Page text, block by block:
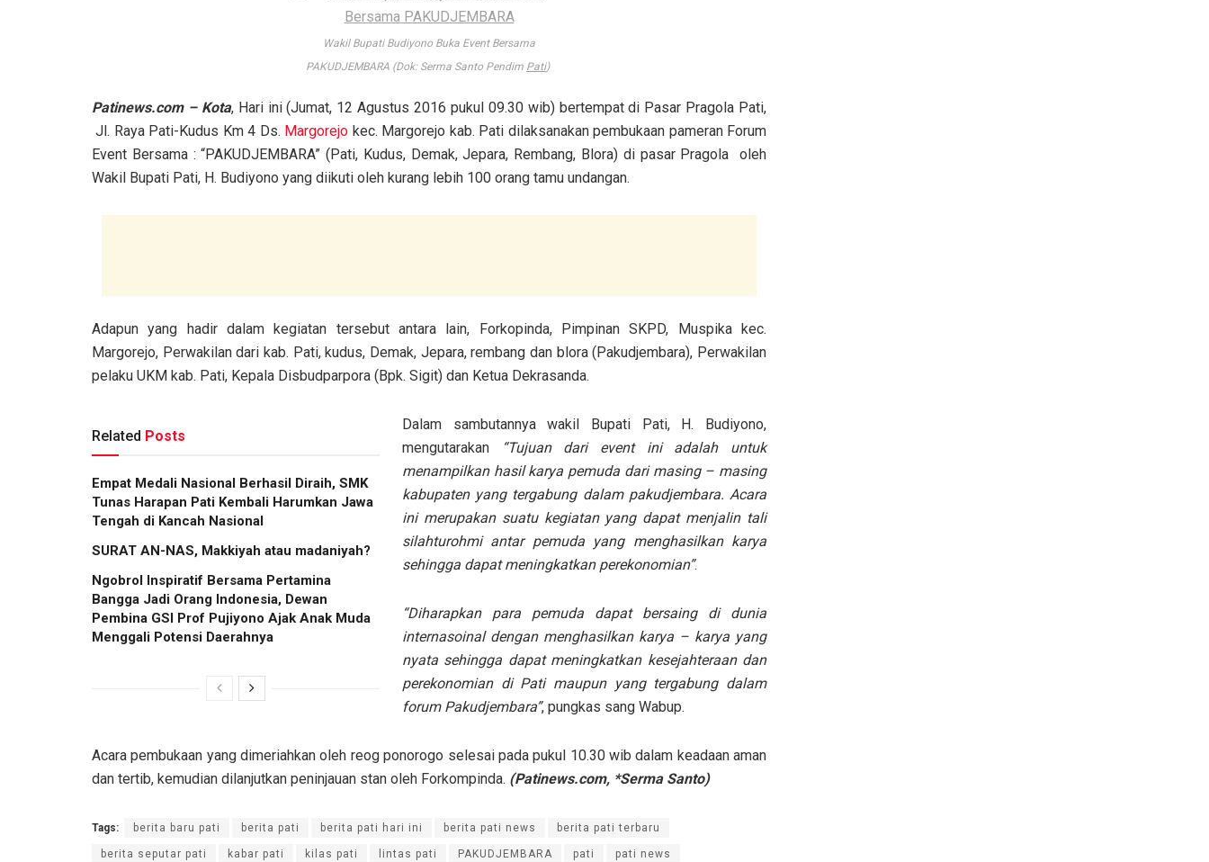
Wakil Bupati Budiyono Buka Event Bersama
PAKUDJEMBARA (Dok: Serma Santo Pendim Pati)
Patinews.com – Kota, Hari ini (Jumat, 12 Agustus 2016 pukul 09.30 wib) bertempat di Pasar Pragola Pati,
Jl. Raya Pati-Kudus Km 4 Ds. Margorejo kec. Margorejo kab. Pati dilaksanakan pembukaan pameran Forum
Event Bersama : “PAKUDJEMBARA” (Pati, Kudus, Demak, Jepara, Rembang, Blora) di pasar Pragola oleh
Wakil Bupati Pati, H. Budiyono yang diikuti oleh kurang lebih 100 orang tamu undangan.
Adapun yang hadir dalam kegiatan tersebut antara lain, Forkopinda, Pimpinan SKPD, Muspika kec.
Margorejo, Perwakilan dari kab. Pati, kudus, Demak, Jepara, rembang dan blora (Pakudjembara), Perwakilan
pelaku UKM kab. Pati, Kepala Disbudparpora (Bpk. Sigit) dan Ketua Dekrasanda.
Related Posts
Empat Medali Nasional Berhasil Diraih, SMK
Tunas Harapan Pati Kembali Harumkan Jawa
Tengah di Kancah Nasional
SURAT AN-NAS, Makkiyah atau madaniyah?
Ngobrol Inspiratif Bersama Pertamina
Bangga Jadi Orang Indonesia, Dewan
Pembina GSI Prof Pujiyono Ajak Anak Muda
Menggali Potensi Daerahnya
Dalam sambutannya wakil Bupati Pati, H. Budiyono,
mengutarakan
“Tujuan dari event ini adalah untuk
menampilkan hasil karya pemuda dari masing – masing
kabupaten yang tergabung dalam pakudjembara. Acara
ini merupakan suatu kegiatan yang dapat menjalin tali
silahturohmi antar pemuda yang menghasilkan karya
sehingga dapat meningkatkan perekonomian”.
“Diharapkan para pemuda dapat bersaing di dunia
internasoinal dengan menghasilkan karya – karya yang
nyata sehingga dapat meningkatkan kesejahteraan dan
perekonomian di Pati maupun yang tergabung dalam
forum Pakudjembara”, pungkas sang Wabup.
Acara pembukaan yang dimeriahkan oleh reog ponorogo selesai pada pukul 10.30 wib dalam keadaan aman
dan tertib, kemudian dilanjutkan peninjauan stan oleh Forkompinda. (Patinews.com, *Serma Santo)
Tags: berita baru pati berita pati berita pati hari ini berita pati news berita pati terbaru
berita seputar pati kabar pati kilas pati lintas pati PAKUDJEMBARA pati pati news